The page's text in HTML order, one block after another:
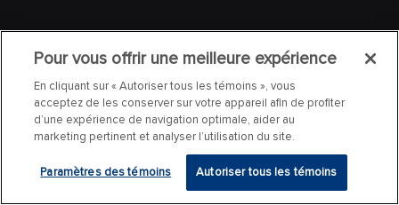
Pour vous offrir une meilleure expérience
En cliquant sur « Autoriser tous les témoins », vous
acceptez de les conserver sur votre appareil afin de profiter
d’une expérience de navigation optimale, aider au
marketing pertinent et analyser l’utilisation du site.
Paramètres des témoins Autoriser tous les témoins